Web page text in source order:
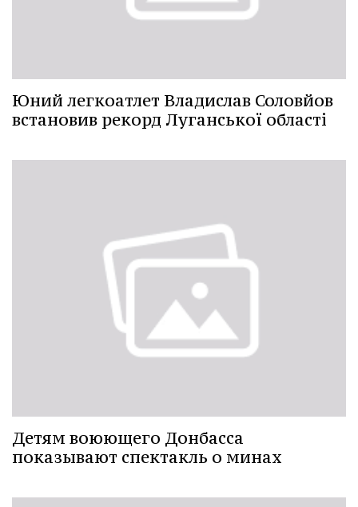
Юний легкоатлет Владислав Соловйов
встановив рекорд Луганської області
Детям воюющего Донбасса
показывают спектакль о минах